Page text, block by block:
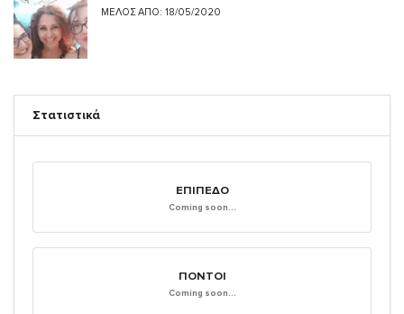
ΜΈΛΟΣ ΑΠΌ: 18/05/2020
Στατιστικά
ΕΠΊΠΕΔΟ
Coming soon...
ΠΌΝΤΟΙ
Coming soon...